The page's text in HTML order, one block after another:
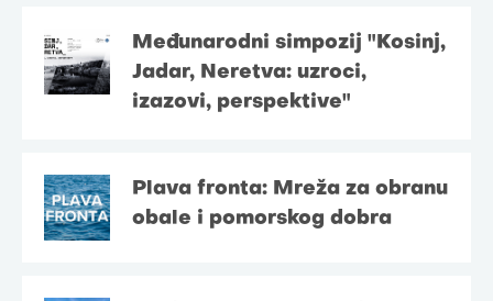
Međunarodni simpozij "Kosinj,
Jadar, Neretva: uzroci,
izazovi, perspektive"
Plava fronta: Mreža za obranu
obale i pomorskog dobra